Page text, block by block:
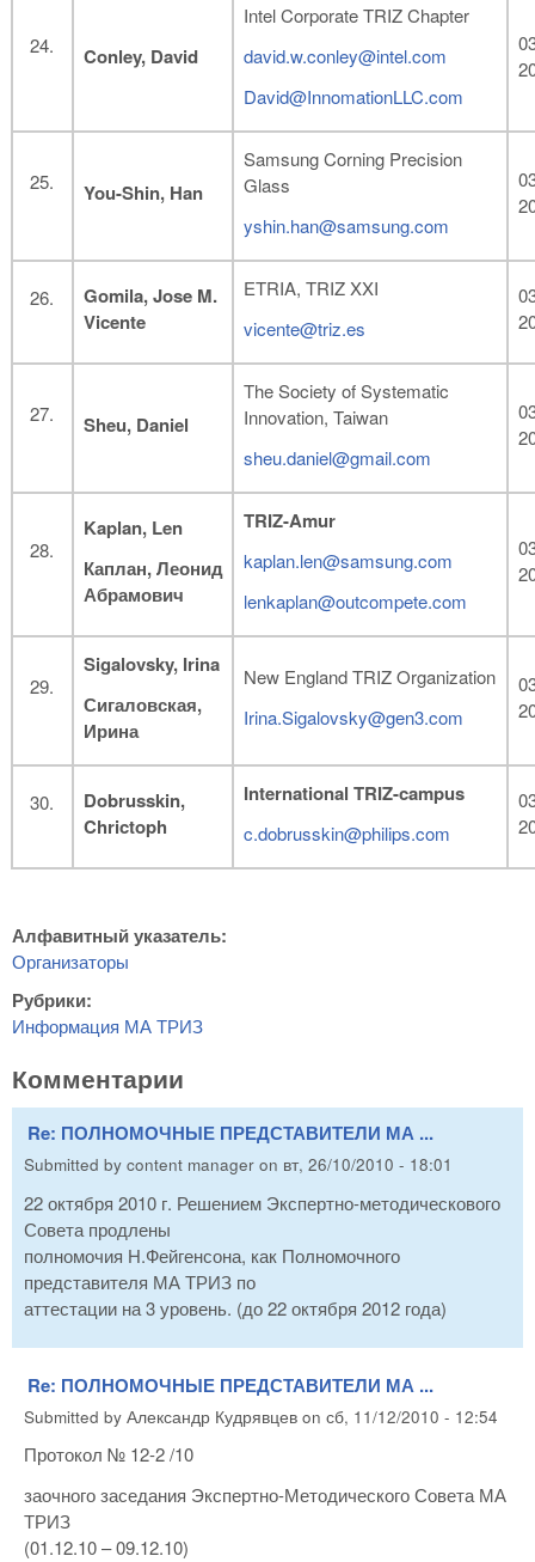
Conley, David
Intel Corporate TRIZ Chapter
david.w.conley@intel.com
David@InnomationLLC.com
You-Shin, Han
Samsung Corning Precision
Glass
yshin.han@samsung.com
Gomila, Jose M.
Vicente
ETRIA, TRIZ XXI
vicente@triz.es
Sheu, Daniel
The Society of Systematic
Innovation, Taiwan
sheu.daniel@gmail.com
Kaplan, Len
Каплан, Леонид
Абрамович
TRIZ-Amur
kaplan.len@samsung.com
lenkaplan@outcompete.com
Sigalovsky, Irina
Сигаловская,
Ирина
New England TRIZ Organization
Irina.Sigalovsky@gen3.com
Dobrusskin,
Chrictoph
International TRIZ-campus
c.dobrusskin@philips.com
Алфавитный указатель:
Организаторы
Рубрики:
Информация МА ТРИЗ
Комментарии
Re: ПОЛНОМОЧНЫЕ ПРЕДСТАВИТЕЛИ МА ...
Submitted by content manager on вт, 26/10/2010 - 18:01
22 октября 2010 г. Решением Экспертно-методическового
Совета продлены
полномочия Н.Фейгенсона, как Полномочного
представителя МА ТРИЗ по
аттестации на 3 уровень. (до 22 октября 2012 года)
Re: ПОЛНОМОЧНЫЕ ПРЕДСТАВИТЕЛИ МА ...
Submitted by Александр Кудрявцев on сб, 11/12/2010 - 12:54
Протокол № 12-2 /10
заочного заседания Экспертно-Методического Совета МА
ТРИЗ
(01.12.10 – 09.12.10)